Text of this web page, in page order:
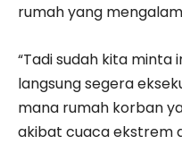
rumah yang
“Tadi sudah kita
langsung segera
mana rumah korban
akibat cuaca ekstrem